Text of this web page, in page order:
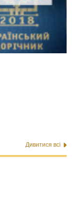
Дивитися всі